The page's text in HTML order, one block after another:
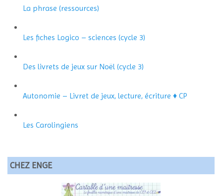
La phrase (ressources)
Les fiches Logico – sciences (cycle 3)
Des livrets de jeux sur Noël (cycle 3)
Autonomie – Livret de jeux, lecture, écriture ♦ CP
Les Carolingiens
CHEZ ENGE